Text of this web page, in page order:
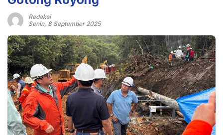
Redaksi
Senin, 8 September 2025